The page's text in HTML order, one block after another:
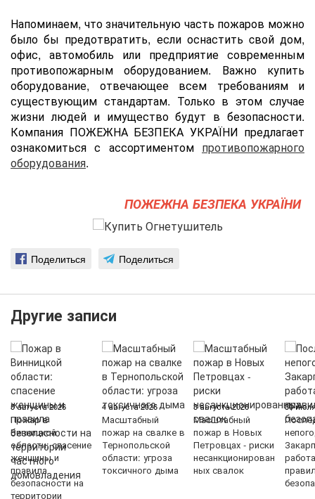
Напоминаем, что значительную часть пожаров можно
было бы предотвратить, если оснастить cвой дом,
офис, автомобиль или предприятие современным
противопожарным оборудованием. Важно купить
оборудование, отвечающее всем требованиям и
существующим стандартам. Только в этом случае
жизни людей и имущество будут в безопасности.
Компания ПОЖЕЖНА БЕЗПЕКА УКРАЇНИ предлагает
ознакомиться с ассортиментом противопожарного
оборудования.
ПОЖЕЖНА БЕЗПЕКА УКРАЇНИ
Поделиться Поделиться
Другие записи
5 августа 2026
Пожар в
Винницкой
области: спасение
женщины и
правила
безопасности на
территории
4 августа 2026
Масштабный
пожар на свалке в
Тернопольской
области: угроза
токсичного дыма
3 августа 2026
Масштабный
пожар в Новых
Петровцах - риски
несанкционирован
ных свалок
30